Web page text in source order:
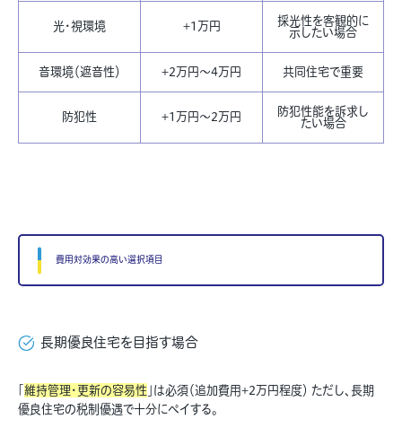
光・視環境 +1万円
採光性を客観的に
示したい場合
音環境（遮音性） +2万円〜4万円 共同住宅で重要
防犯性 +1万円〜2万円
防犯性能を訴求し
たい場合
費用対効果の高い選択項目
長期優良住宅を目指す場合
維持管理・更新の容易性 」は必須（追加費用+2万円程度） ただし、長期
優良住宅の税制優遇で十分にペイする。